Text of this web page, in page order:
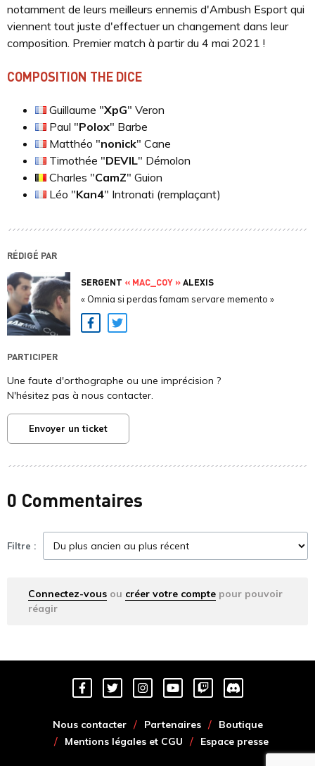
notamment de leurs meilleurs ennemis d'Ambush Esport qui
viennent tout juste d'effectuer un changement dans leur
composition. Premier match à partir du 4 mai 2021 !
COMPOSITION THE DICE
Guillaume "XpG" Veron
Paul "Polox" Barbe
Matthéo "nonick" Cane
Timothée "DEVIL" Démolon
Charles "CamZ" Guion
Léo "Kan4" Intronati (remplaçant)
RÉDIGÉ PAR
SERGENT « MAC_COY »ALEXIS
« Omnia si perdas famam servare memento »
Facebook
Twitter
PARTICIPER
Une faute d'orthographe ou une imprécision ?
N'hésitez pas à nous contacter.
Envoyer un ticket
0 Commentaires
Filtre :
Connectez-vous ou créer votre compte pour pouvoir
réagir
Nous contacter Partenaires
Boutique
Mentions légales et CGU
Espace presse